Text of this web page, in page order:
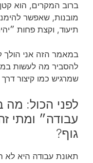
ברוב המקרים, הוא קטן
מובנות, שאפשר
תיעוד, וקצת פחות
במאמר הזה אני הולך
להסביר מה לעשות
שמרגיש כמו קיצור
לפני הכול:
עבודה״ ומתי
גוף?
תאונת עבודה היא לא